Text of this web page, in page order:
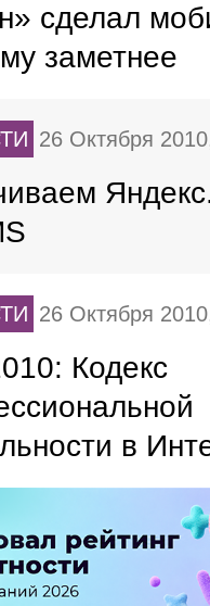
сделал
заметнее
26 Октября
26 Октября
Кодекс
в